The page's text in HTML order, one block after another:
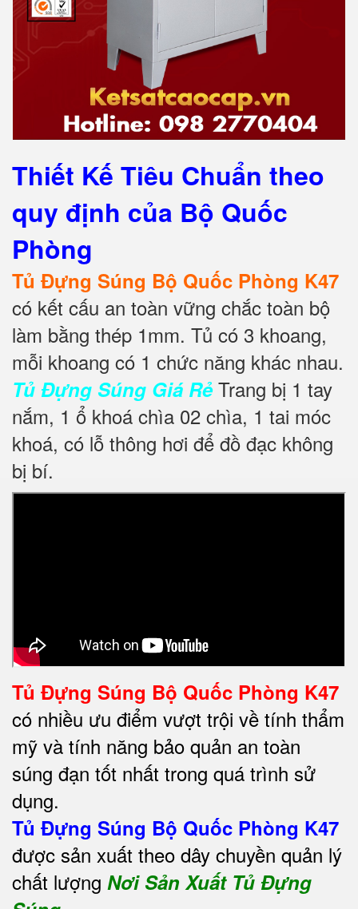
Thiết Kế Tiêu Chuẩn theo
quy định của Bộ Quốc
Phòng
Tủ Đựng Súng Bộ Quốc Phòng K47
có kết cấu an toàn vững chắc toàn bộ
làm bằng thép 1mm. Tủ có 3 khoang,
mỗi khoang có 1 chức năng khác nhau.
Tủ Đựng Súng Giá RẻTrang bị 1 tay
nắm, 1 ổ khoá chìa 02 chìa, 1 tai móc
khoá, có lỗ thông hơi để đồ đạc không
bị bí.
Tủ Đựng Súng Bộ Quốc Phòng K47
có nhiều ưu điểm vượt trội về tính thẩm
mỹ và tính năng bảo quản an toàn
súng đạn tốt nhất trong quá trình sử
dụng.
Tủ Đựng Súng Bộ Quốc Phòng K47
được sản xuất theo dây chuyền quản lý
chất lượng Nơi Sản Xuất Tủ Đựng